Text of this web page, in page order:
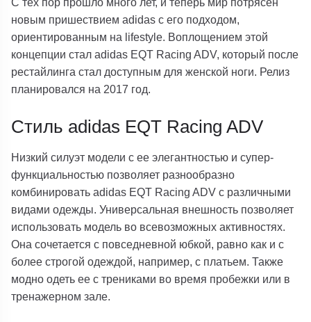
новым пришествием adidas с его подходом,
ориентированным на lifestyle. Воплощением этой
концепции стал adidas EQT Racing ADV, который после
рестайлинга стал доступным для женской ноги. Релиз
планировался на 2017 год.
Стиль adidas EQT Racing ADV
Низкий силуэт модели с ее элегантностью и супер-
функциальностью позволяет разнообразно
комбинировать adidas EQT Racing ADV с различными
видами одежды. Универсальная внешность позволяет
использовать модель во всевозможных активностях.
Она сочетается с повседневной юбкой, равно как и с
более строгой одеждой, например, с платьем. Также
модно одеть ее с трениками во время пробежки или в
тренажерном зале.